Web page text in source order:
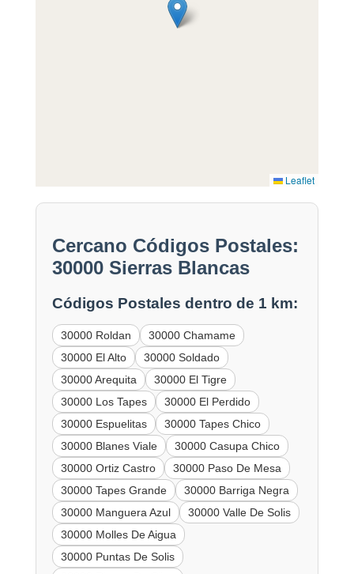
Leaflet
Cercano Códigos Postales:
30000 Sierras Blancas
Códigos Postales dentro de 1 km:
30000 Roldan
30000 Chamame
30000 El Alto
30000 Soldado
30000 Arequita
30000 El Tigre
30000 Los Tapes
30000 El Perdido
30000 Espuelitas
30000 Tapes Chico
30000 Blanes Viale
30000 Casupa Chico
30000 Ortiz Castro
30000 Paso De Mesa
30000 Tapes Grande
30000 Barriga Negra
30000 Manguera Azul
30000 Valle De Solis
30000 Molles De Aigua
30000 Puntas De Solis